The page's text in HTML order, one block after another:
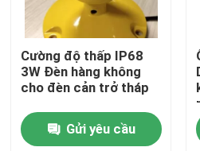
Đèn lồng biển
Đèn chuyển động chạy
Đèn cảnh báo giao thông
Cường độ thấp IP68
3W Đèn hàng không
cho đèn cản trở tháp
Gửi yêu cầu